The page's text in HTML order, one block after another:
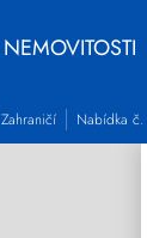
NEMOVITOSTI
Zahraničí Nabídka